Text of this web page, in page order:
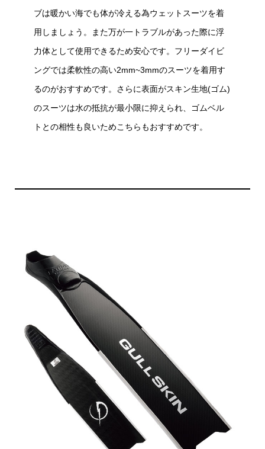
ブは暖かい海でも体が冷える為ウェットスーツを着
用しましょう。また万が一トラブルがあった際に浮
力体として使用できるため安心です。フリーダイビ
ングでは柔軟性の高い2mm~3mmのスーツを着用す
るのがおすすめです。さらに表面がスキン生地(ゴム)
のスーツは水の抵抗が最小限に抑えられ、ゴムベル
トとの相性も良いためこちらもおすすめです。